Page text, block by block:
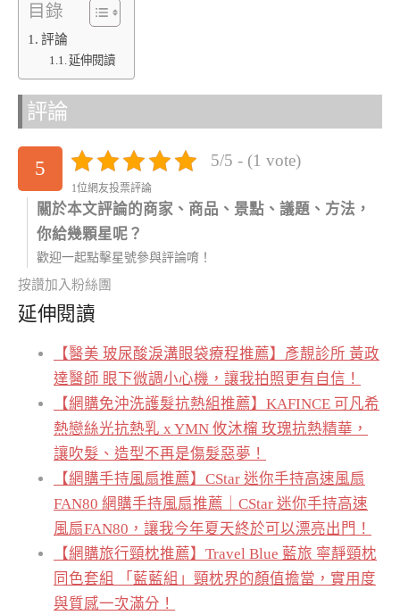
目錄
評論
延伸閱讀
評論
5 5/5 - (1 vote)
1位網友投票評論
關於本文評論的商家、商品、景點、議題、方法，
你給幾顆星呢？
歡迎一起點擊星號參與評論唷！
按讚加入粉絲團
延伸閱讀
【醫美 玻尿酸淚溝眼袋療程推薦】彥靚診所 黃政
達醫師 眼下微調小心機，讓我拍照更有自信！
【網購免沖洗護髮抗熱組推薦】KAFINCE 可凡希
熱戀絲光抗熱乳 x YMN 攸沐橣 玫瑰抗熱精華，
讓吹髮、造型不再是傷髮惡夢！
【網購手持風扇推薦】CStar 迷你手持高速風扇
FAN80 網購手持風扇推薦｜CStar 迷你手持高速
風扇FAN80，讓我今年夏天終於可以漂亮出門！
【網購旅行頸枕推薦】Travel Blue 藍旅 寧靜頸枕
同色套組 「藍藍組」頸枕界的顏值擔當，實用度
與質感一次滿分！